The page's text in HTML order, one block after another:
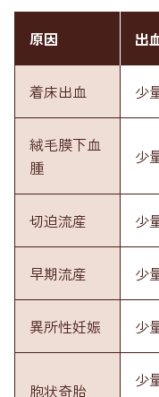
原因 出
着床出血 少
絨毛膜下血
腫
少
切迫流産 少
早期流産 少
異所性妊娠 少
胞状奇胎
少